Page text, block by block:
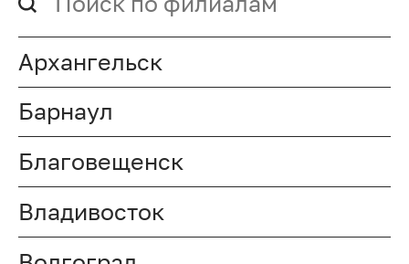
Архангельск
Барнаул
Благовещенск
Владивосток